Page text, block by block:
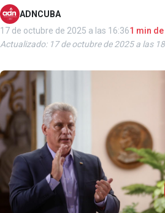
ADNCUBA
17 de octubre de 2025 a las 16:361 min
Actualizado: 17 de octubre de 2025 a las